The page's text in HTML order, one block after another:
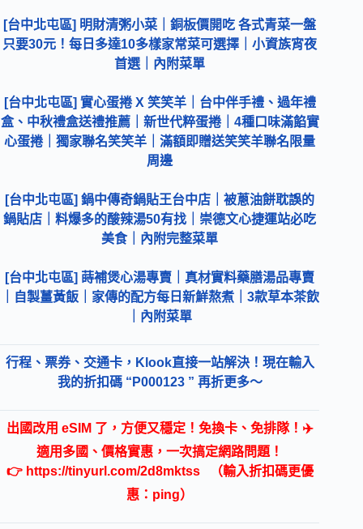
[台中北屯區] 明財清粥小菜｜銅板價開吃 各式青菜一盤
只要30元！每日多達10多樣家常菜可選擇｜小資族宵夜
首選｜內附菜單
[台中北屯區] 實心蛋捲 X 笑笑羊｜台中伴手禮、過年禮
盒、中秋禮盒送禮推薦｜新世代粹蛋捲｜4種口味滿餡實
心蛋捲｜獨家聯名笑笑羊｜滿額即贈送笑笑羊聯名限量
周邊
[台中北屯區] 鍋中傳奇鍋貼王台中店｜被蔥油餅耽誤的
鍋貼店｜料爆多的酸辣湯50有找｜崇德文心捷運站必吃
美食｜內附完整菜單
[台中北屯區] 蒔補煲心湯專賣｜真材實料藥膳湯品專賣
｜自製薑黃飯｜家傳的配方每日新鮮熬煮｜3款草本茶飲
｜內附菜單
行程、票券、交通卡，Klook直接一站解決！現在輸入
我的折扣碼 “P000123 ” 再折更多～
出國改用 eSIM 了，方便又穩定！免換卡、免排隊！✈️
適用多國、價格實惠，一次搞定網路問題！
👉 https://tinyurl.com/2d8mktss
（輸入折扣碼更優
惠：ping）